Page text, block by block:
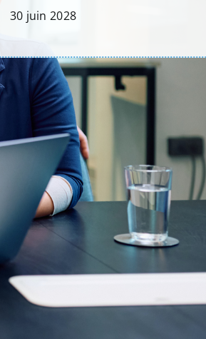
30 juin 2028